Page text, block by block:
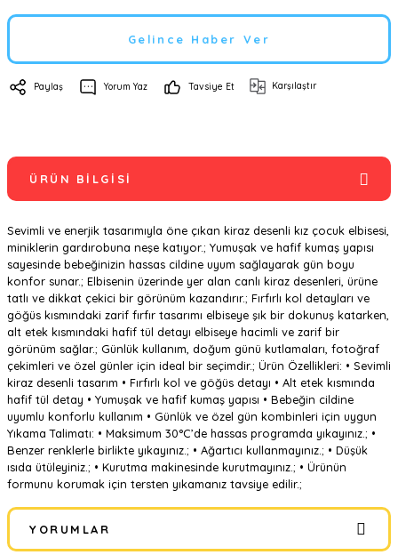
Gelince Haber Ver
Paylaş Yorum Yaz Tavsiye Et Karşılaştır
ÜRÜN BILGISI
Sevimli ve enerjik tasarımıyla öne çıkan kiraz desenli kız çocuk elbisesi,
miniklerin gardırobuna neşe katıyor.; Yumuşak ve hafif kumaş yapısı
sayesinde bebeğinizin hassas cildine uyum sağlayarak gün boyu
konfor sunar.; Elbisenin üzerinde yer alan canlı kiraz desenleri, ürüne
tatlı ve dikkat çekici bir görünüm kazandırır.; Fırfırlı kol detayları ve
göğüs kısmındaki zarif fırfır tasarımı elbiseye şık bir dokunuş katarken,
alt etek kısmındaki hafif tül detayı elbiseye hacimli ve zarif bir
görünüm sağlar.; Günlük kullanım, doğum günü kutlamaları, fotoğraf
çekimleri ve özel günler için ideal bir seçimdir.; Ürün Özellikleri: • Sevimli
kiraz desenli tasarım • Fırfırlı kol ve göğüs detayı • Alt etek kısmında
hafif tül detay • Yumuşak ve hafif kumaş yapısı • Bebeğin cildine
uyumlu konforlu kullanım • Günlük ve özel gün kombinleri için uygun
Yıkama Talimatı: • Maksimum 30°C’de hassas programda yıkayınız.; •
Benzer renklerle birlikte yıkayınız.; • Ağartıcı kullanmayınız.; • Düşük
ısıda ütüleyiniz.; • Kurutma makinesinde kurutmayınız.; • Ürünün
formunu korumak için tersten yıkamanız tavsiye edilir.;
YORUMLAR